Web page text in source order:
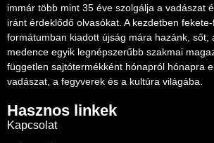
immár több mint 35 éve szolgálja a vadászat
iránt érdeklődő olvasókat. A kezdetben
formátumban kiadott újság mára hazánk, sőt,
medence egyik legnépszerűbb szakmai
független sajtótermékként hónapról hónapra
vadászat, a fegyverek és a kultúra világába.
Hasznos linkek
Kapcsolat